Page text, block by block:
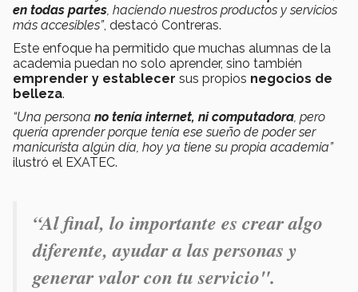
en todas partes, haciendo nuestros productos y servicios
más accesibles”, destacó Contreras.
Este enfoque ha permitido que muchas alumnas de la
academia puedan no solo aprender, sino también
emprender y establecer sus propios negocios de
belleza.
“Una persona no tenía internet, ni computadora, pero
quería aprender porque tenía ese sueño de poder ser
manicurista algún día, hoy ya tiene su propia academia”
ilustró el EXATEC.
“Al final, lo importante es crear algo
diferente, ayudar a las personas y
generar valor con tu servicio".